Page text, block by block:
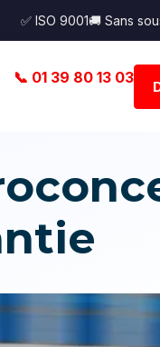
✅ ISO 9001🚚 Sans
📞 01 39 80 13 03